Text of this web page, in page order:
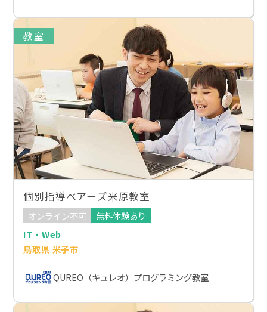
教室
個別指導ベアーズ米原教室
オンライン不可
無料体験あり
IT・Web
鳥取県 米子市
QUREO（キュレオ）プログラミング教室